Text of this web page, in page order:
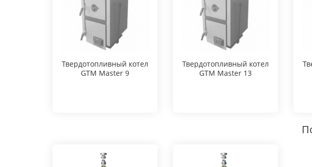
Твердотопливный котел
GTM Master 9
Твердотопливный котел
GTM Master 13